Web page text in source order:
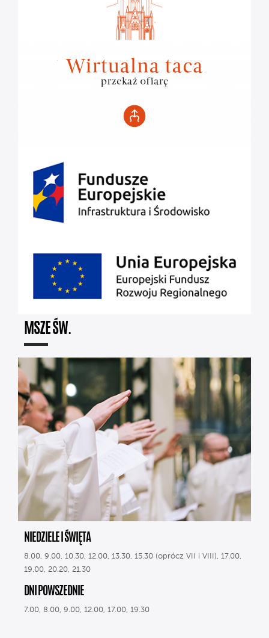
MSZE ŚW.
NIEDZIELE I ŚWIĘTA
8.00, 9.00, 10.30, 12.00, 13.30, 15.30 (oprócz VII i VIII), 17.00,
19.00, 20.20, 21.30
DNI POWSZEDNIE
7.00, 8.00, 9.00, 12.00, 17.00, 19.30